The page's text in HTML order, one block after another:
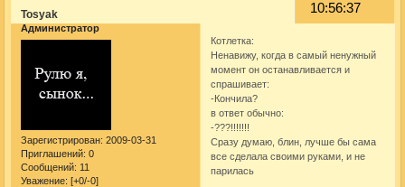
10:56:37
Tosyak
Администратор
Зарегистрирован: 2009-03-31
Приглашений: 0
Сообщений: 11
Уважение: [+0/-0]
Котлетка:
Ненавижу, когда в самый ненужный
момент он останавливается и
спрашивает:
-Кончила?
в ответ обычно:
-???!!!!!!!
Сразу думаю, блин, лучше бы сама
все сделала своими руками, и не
парилась